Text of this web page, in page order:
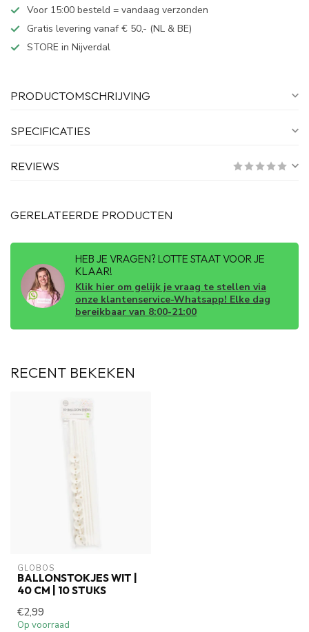
Voor 15:00 besteld = vandaag verzonden
Gratis levering vanaf € 50,- (NL & BE)
STORE in Nijverdal
PRODUCTOMSCHRIJVING
SPECIFICATIES
REVIEWS
GERELATEERDE PRODUCTEN
HEB JE VRAGEN? LOTTE STAAT VOOR JE
KLAAR!
Klik hier om gelijk je vraag te stellen via
onze klantenservice-Whatsapp! Elke dag
bereikbaar van 8:00-21:00
RECENT BEKEKEN
GLOBOS
BALLONSTOKJES WIT |
40 CM | 10 STUKS
€2,99
Op voorraad